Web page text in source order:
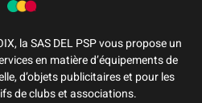
la SAS DEL PSP vous propose un
en matière d’équipements de
d’objets publicitaires et pour les
de clubs et associations.